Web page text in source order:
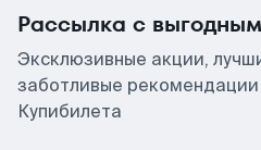
Рассылка с
Эксклюзивные акции,
заботливые рекомендации
Купибилета